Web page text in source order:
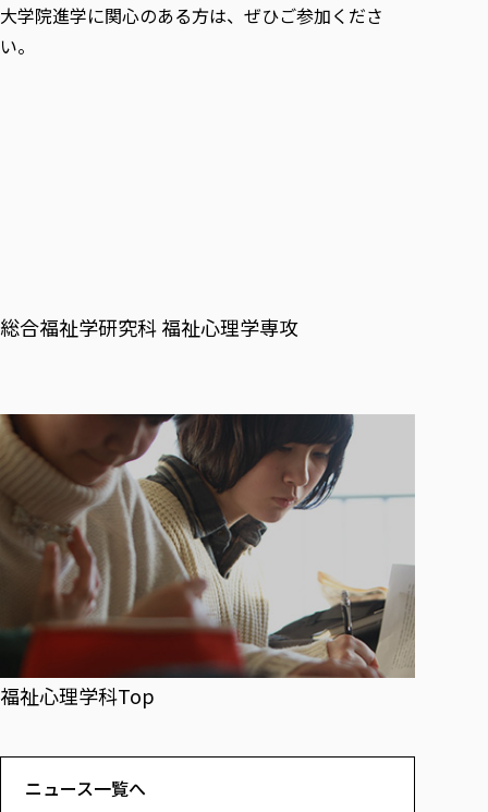
大学院進学に関心のある方は、ぜひご参加くださ
い。
総合福祉学研究科 福祉心理学専攻
福祉心理学科Top
ニュース一覧へ